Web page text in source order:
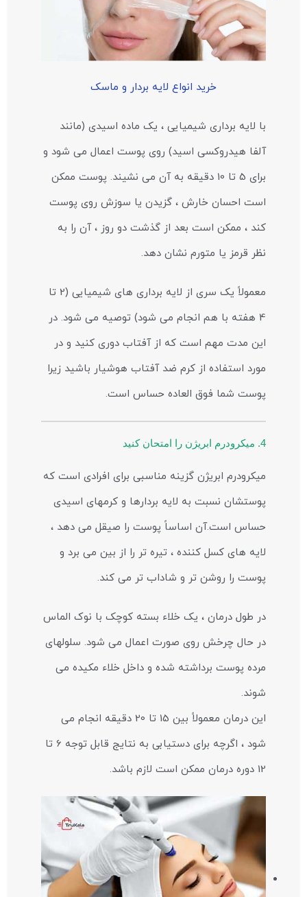
خرید انواع لایه بردار و ماسک
با لایه برداری شیمیایی ، یک ماده اسیدی (مانند
آلفا هیدروکسی اسید) روی پوست اعمال می شود و
برای 5 تا 10 دقیقه به آن می نشیند. پوست ممکن
است احسان خارش ، گزیدن یا سوزش روی پوست
کند ، ممکن است بعد از گذشت دو روز ، آن را به
نظر قرمز یا متورم نشان دهد.
معمولاً یک سری از لایه برداری های شیمیایی (2 تا
4 هفته با هم انجام می شود) توصیه می شود. در
این مدت مهم است که از آفتاب دوری کنید و در
مورد استفاده از کرم ضد آفتاب هوشیار باشید زیرا
پوست شما فوق العاده حساس است.
4. میکرودرم ابریژن را امتحان کنید
میکرودرم ابریژن گزینه مناسبی برای افرادی است که
پوستشان نسبت به لایه بردارها و کرمهای اسیدی
حساس است.آن اساساً پوست را صیقل می دهد ،
لایه های کسل کننده ، تیره تر را از بین می برد و
پوست را روشن تر و شاداب تر می کند.
در طول درمان ، یک خلاء بسته کوچک با نوک الماس
در حال چرخش روی صورت اعمال می شود. سلولهای
مرده پوست برداشته شده و داخل خلاء مکیده می
شوند.
این درمان معمولاً بین 15 تا 20 دقیقه انجام می
شود ، اگرچه برای دستیابی به نتایج قابل توجه 6 تا
12 دوره درمان ممکن است لازم باشد.